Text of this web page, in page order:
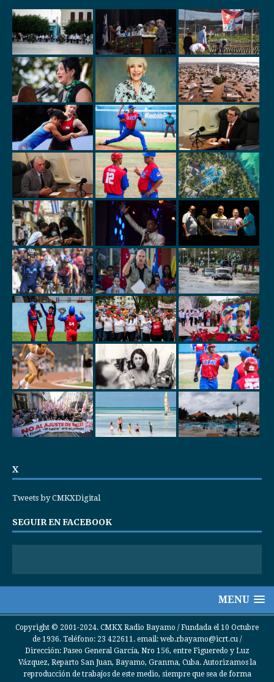
X
Tweets by CMKXDigital
SEGUIR EN FACEBOOK
MENU
Copyright © 2001-2024. CMKX Radio Bayamo / Fundada el 10 Octubre
de 1936. Teléfono: 23 422611. email: web.rbayamo@icrt.cu /
Dirección: Paseo General García, Nro 156, entre Figueredo y Luz
Vázquez, Reparto San Juan, Bayamo, Granma, Cuba. Autorizamos la
reproducción de trabajos de este medio, siempre que sea de forma